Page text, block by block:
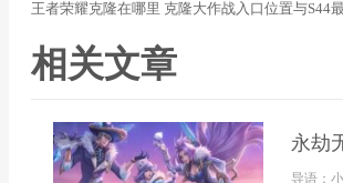
王者荣耀克隆在哪里 克隆大作战入口位置与S44
相关文章
永劫
导语：